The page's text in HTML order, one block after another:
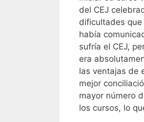
del CEJ
dificultades
había
sufría el CEJ,
era
las ventajas de
mejor
mayor número
los cursos, lo